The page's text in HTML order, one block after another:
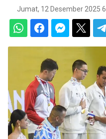
Jumat, 12 Desember 2025